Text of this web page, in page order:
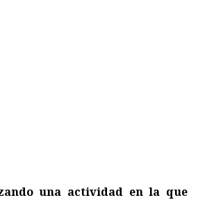
una actividad en la que